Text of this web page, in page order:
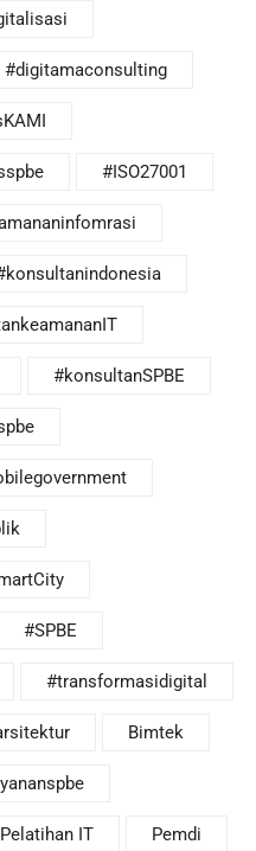
#digitamaconsulting
#ISO27001
#konsultanSPBE
#SPBE
#transformasidigital
Bimtek
Pelatihan IT Pemdi